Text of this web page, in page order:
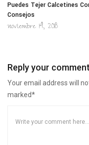
Puedes Tejer Calcetines
Consejos
noviembre 14, 2018
Reply your comment
Your email address will
marked*